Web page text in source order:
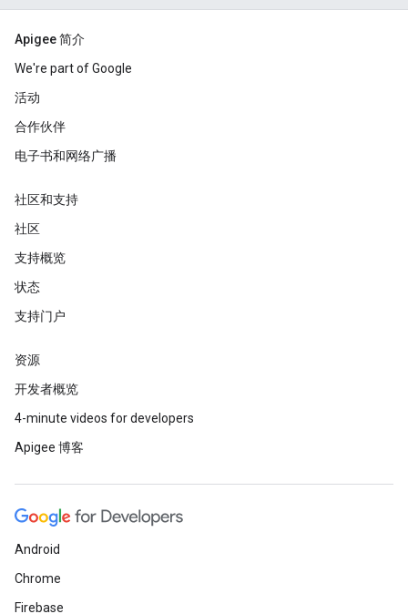
Apigee 简介
We're part of Google
活动
合作伙伴
电子书和网络广播
社区和支持
社区
支持概览
状态
支持门户
资源
开发者概览
4-minute videos for developers
Apigee 博客
Android
Chrome
Firebase